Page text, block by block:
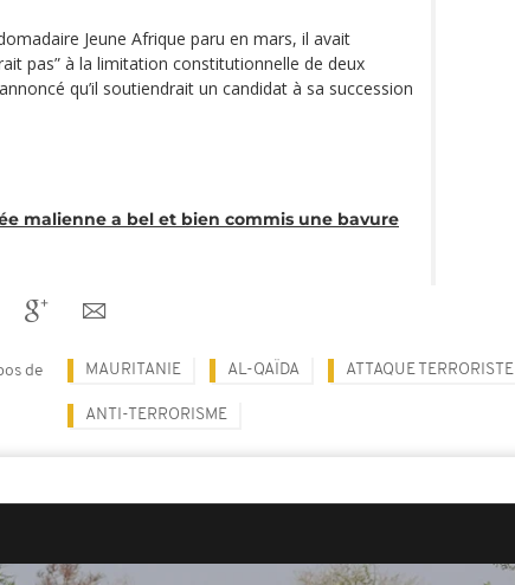
Jeune Afrique paru en mars, il avait
pas” à la limitation constitutionnelle de deux
qu’il soutiendrait un candidat à sa succession
malienne a bel et bien commis une bavure
de MAURITANIE AL-QAÏDA ATTAQUE TERRORISTE
ANTI-TERRORISME